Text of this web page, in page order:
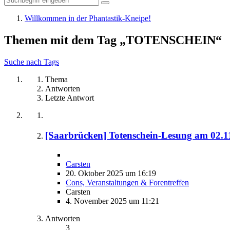
Willkommen in der Phantastik-Kneipe!
Themen mit dem Tag „TOTENSCHEIN“
Suche nach Tags
Thema
Antworten
Letzte Antwort
[Saarbrücken] Totenschein-Lesung am
Carsten
20. Oktober 2025 um 16:19
Cons, Veranstaltungen & Forentreffen
Carsten
4. November 2025 um 11:21
Antworten
3